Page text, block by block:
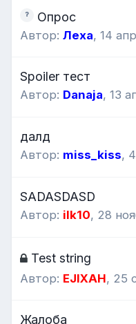
Опрос
Автор: Леха, 14
Spoiler тест
Автор: Danaja, 13
далд
Автор: miss_kiss,
SADASDASD
Автор: ilk10, 28
Test string
Автор: EJIXAH, 25
Жалоба